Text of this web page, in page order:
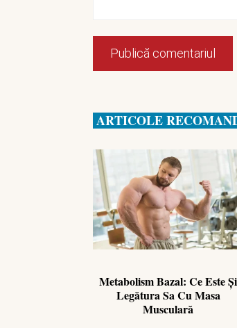
ARTICOLE
Metabolism Bazal: Ce Este Și
Legătura Sa Cu Masa
Musculară